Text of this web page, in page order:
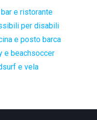
e ristorante
per disabili
e posto barca
e beachsoccer
e vela